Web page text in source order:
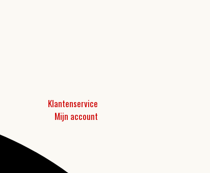
Klantenservice
Mijn account